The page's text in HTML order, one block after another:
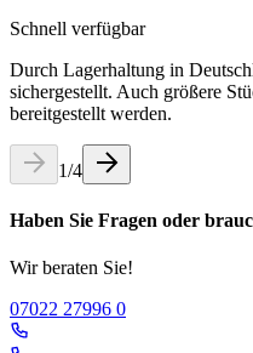
Schnell verfügbar
Durch Lagerhaltung in
sichergestellt. Auch größere
bereitgestellt werden.
1/4
Haben Sie Fragen oder
Wir beraten Sie!
07022 27996 0